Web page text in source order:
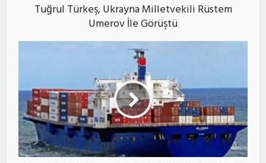
Tuğrul Türkeş, Ukrayna Milletvekili Rüstem
Umerov İle Görüştü